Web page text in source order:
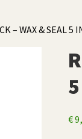
– WAX & SEAL 5
€